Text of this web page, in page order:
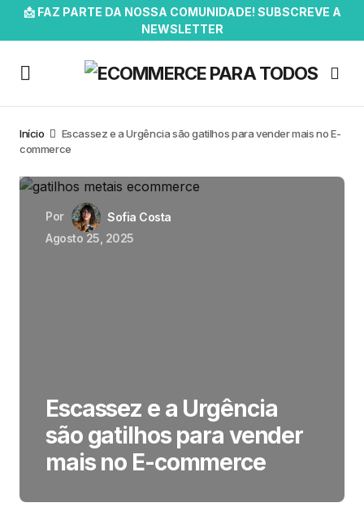
📩 FAZ PARTE DA NOSSA COMUNIDADE! SUBSCREVE A
NEWSLETTER
Início
Escassez e a Urgência são gatilhos para vender mais no E-
commerce
Por
Sofia Costa
Agosto 25, 2025
Escassez e a Urgência
são gatilhos para vender
mais no E-commerce